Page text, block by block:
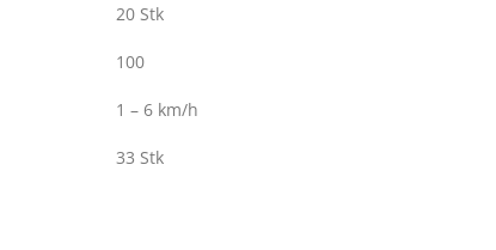
20 Stk
100
1 – 6 km/h
33 Stk